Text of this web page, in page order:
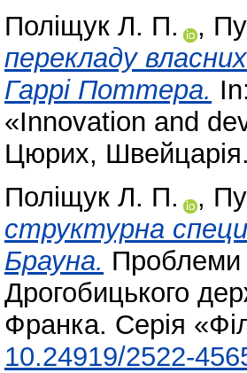
Поліщук Л. П.
,
перекладу
Гаррі Поттера.
«Innovation and
Цюрих,
Поліщук Л. П.
,
структурна
Брауна. Проблеми
Дрогобицького
Франка. Серія
10.24919/2522-